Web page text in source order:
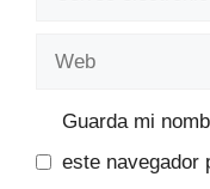
Web
Guarda mi
este navegador